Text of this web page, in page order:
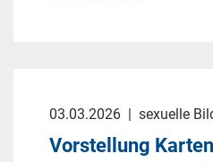
03.03.2026 | sexuelle
Vorstellung